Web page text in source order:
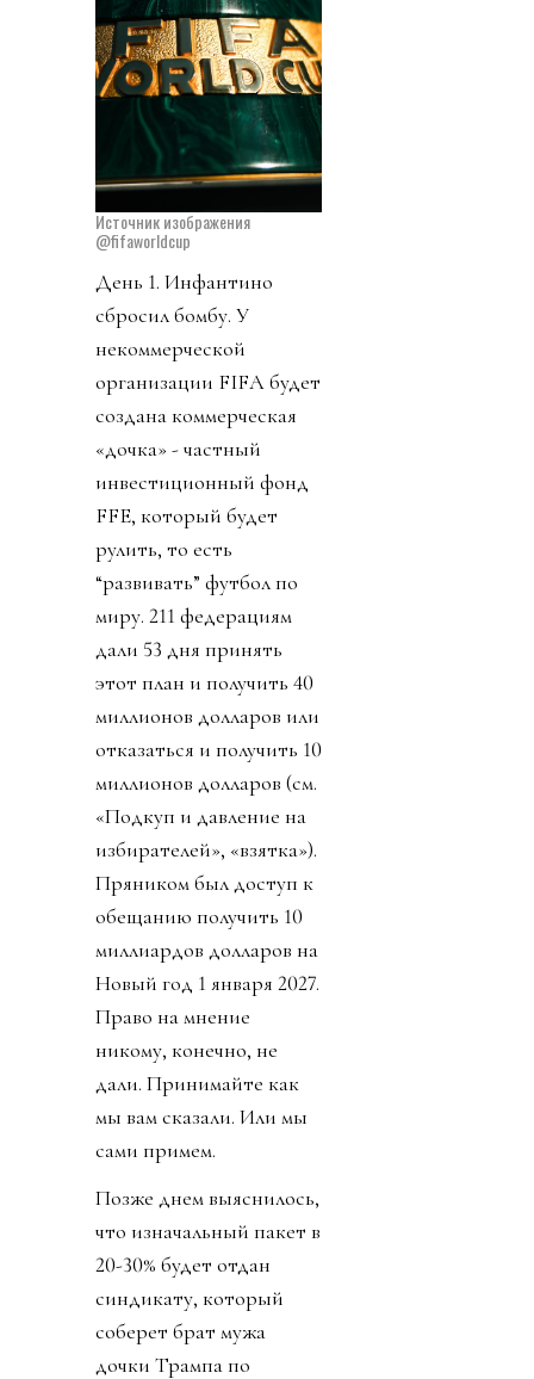
Источник изображения
@fifaworldcup
День 1. Инфантино
сбросил бомбу. У
некоммерческой
организации FIFA будет
создана коммерческая
«дочка» - частный
инвестиционный фонд
FFE, который будет
рулить, то есть
“развивать” футбол по
миру. 211 федерациям
дали 53 дня принять
этот план и получить 40
миллионов долларов или
отказаться и получить 10
миллионов долларов (см.
«Подкуп и давление на
избирателей», «взятка»).
Пряником был доступ к
обещанию получить 10
миллиардов долларов на
Новый год 1 января 2027.
Право на мнение
никому, конечно, не
дали. Принимайте как
мы вам сказали. Или мы
сами примем.
Позже днем выяснилось,
что изначальный пакет в
20-30% будет отдан
синдикату, который
соберет брат мужа
дочки Трампа по